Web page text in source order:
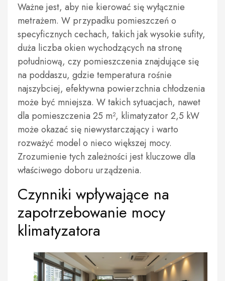
Ważne jest, aby nie kierować się wyłącznie
metrażem. W przypadku pomieszczeń o
specyficznych cechach, takich jak wysokie sufity,
duża liczba okien wychodzących na stronę
południową, czy pomieszczenia znajdujące się
na poddaszu, gdzie temperatura rośnie
najszybciej, efektywna powierzchnia chłodzenia
może być mniejsza. W takich sytuacjach, nawet
dla pomieszczenia 25 m², klimatyzator 2,5 kW
może okazać się niewystarczający i warto
rozważyć model o nieco większej mocy.
Zrozumienie tych zależności jest kluczowe dla
właściwego doboru urządzenia.
Czynniki wpływające na
zapotrzebowanie mocy
klimatyzatora